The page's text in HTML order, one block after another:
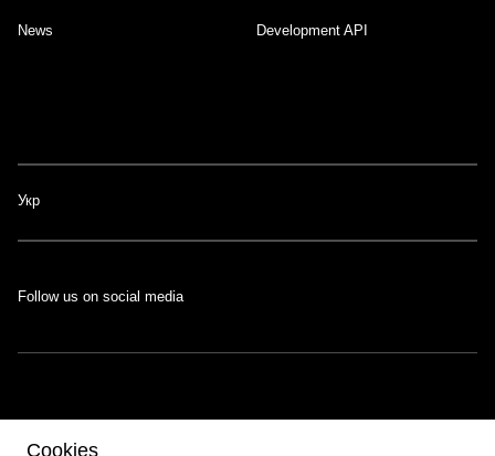
News Development API
Укр
The portal was developed with the support of the Swiss-Ukrainian
Follow us on social media
Cookies